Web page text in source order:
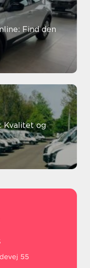
Find den
Kvalitet og